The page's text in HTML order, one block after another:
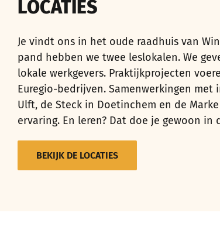
LOCATIES
Je vindt ons in het oude raadhuis van
pand hebben we twee leslokalen. We
lokale werkgevers. Praktijkprojecten
Euregio-bedrijven. Samenwerkingen met
Ulft, de Steck in Doetinchem en de
ervaring. En leren? Dat doe je gewoon in
BEKIJK DE LOCATIES